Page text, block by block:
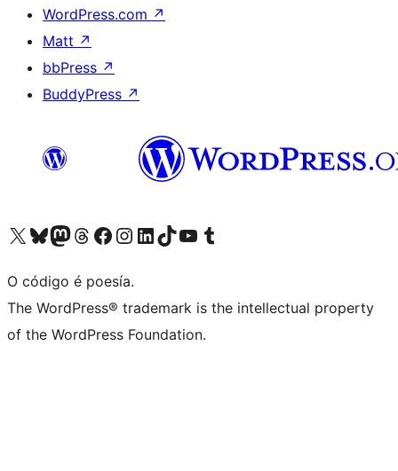
WordPress.com ↗
Matt ↗
bbPress ↗
BuddyPress ↗
Visita la cuenta de X (anteriormente Twitter)
Visita a nosa conta de Bluesky
Visita a nosa conta de Mastodon
Visita a nosa conta de Threads
Visita a nosa páxina de Facebook
Visita a nosa conta de Instagram
Visita a nosa conta de LinkedIn
Visita a nosa conta de TikTok
Visita a nosa canle de YouTube
Visita a nosa conta de Tumblr
O código é poesía.
The WordPress® trademark is the intellectual property
of the WordPress Foundation.